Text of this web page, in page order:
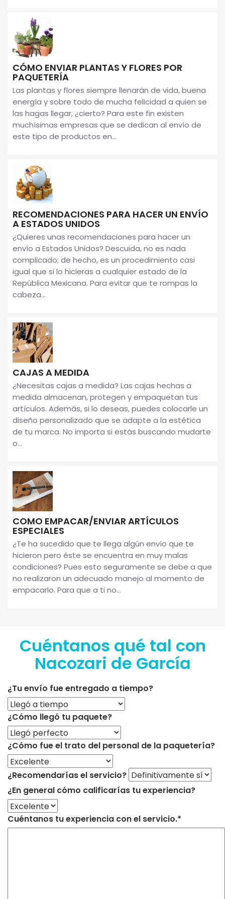
CÓMO ENVIAR PLANTAS Y FLORES POR
PAQUETERÍA
Las plantas y flores siempre llenarán de vida, buena
energía y sobre todo de mucha felicidad a quien se
las hagas llegar, ¿cierto? Para este fin existen
muchísimas empresas que se dedican al envío de
este tipo de productos en...
RECOMENDACIONES PARA HACER UN ENVÍO
A ESTADOS UNIDOS
¿Quieres unas recomendaciones para hacer un
envío a Estados Unidos? Descuida, no es nada
complicado; de hecho, es un procedimiento casi
igual que si lo hicieras a cualquier estado de la
República Mexicana. Para evitar que te rompas la
cabeza...
CAJAS A MEDIDA
¿Necesitas cajas a medida? Las cajas hechas a
medida almacenan, protegen y empaquetan tus
artículos. Además, si lo deseas, puedes colocarle un
diseño personalizado que se adapte a la estética
de tu marca. No importa si estás buscando mudarte
o...
COMO EMPACAR/ENVIAR ARTÍCULOS
ESPECIALES
¿Te ha sucedido que te llega algún envío que te
hicieron pero éste se encuentra en muy malas
condiciones? Pues esto seguramente se debe a que
no realizaron un adecuado manejo al momento de
empacarlo. Para que a ti no...
Cuéntanos qué tal con
Nacozari de García
¿Tu envío fue entregado a tiempo?
¿Cómo llegó tu paquete?
¿Cómo fue el trato del personal de la paquetería?
¿Recomendarías el servicio?
¿En general cómo calificarías tu experiencia?
Cuéntanos tu experiencia con el servicio.*